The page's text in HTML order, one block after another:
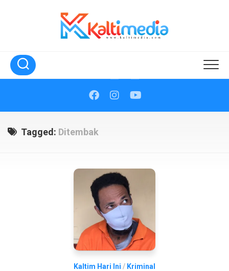
Tagged: Ditembak
Kaltim Hari Ini / Kriminal